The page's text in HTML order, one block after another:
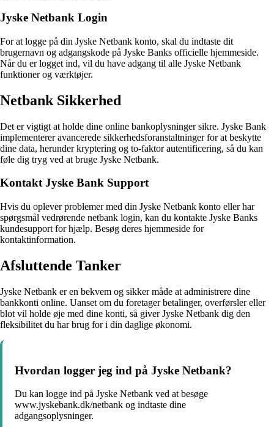
Jyske Netbank Login
For at logge på din Jyske Netbank konto, skal du indtaste dit
brugernavn og adgangskode på Jyske Banks officielle hjemmeside.
Når du er logget ind, vil du have adgang til alle Jyske Netbank
funktioner og værktøjer.
Netbank Sikkerhed
Det er vigtigt at holde dine online bankoplysninger sikre. Jyske Bank
implementerer avancerede sikkerhedsforanstaltninger for at beskytte
dine data, herunder kryptering og to-faktor autentificering, så du kan
føle dig tryg ved at bruge Jyske Netbank.
Kontakt Jyske Bank Support
Hvis du oplever problemer med din Jyske Netbank konto eller har
spørgsmål vedrørende netbank login, kan du kontakte Jyske Banks
kundesupport for hjælp. Besøg deres hjemmeside for
kontaktinformation.
Afsluttende Tanker
Jyske Netbank er en bekvem og sikker måde at administrere dine
bankkonti online. Uanset om du foretager betalinger, overførsler eller
blot vil holde øje med dine konti, så giver Jyske Netbank dig den
fleksibilitet du har brug for i din daglige økonomi.
Hvordan logger jeg ind på Jyske Netbank?
Du kan logge ind på Jyske Netbank ved at besøge
www.jyskebank.dk/netbank og indtaste dine
adgangsoplysninger.